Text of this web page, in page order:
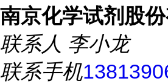
南京化学试剂股
联系人 李小龙
联系手机